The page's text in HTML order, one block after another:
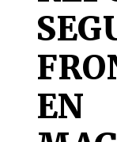
EN